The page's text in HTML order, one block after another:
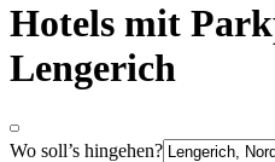
Hotels mit
Lengerich
Wo soll’s hingehen?